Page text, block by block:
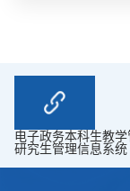
电子政务本科生教
研究生管理信息系统